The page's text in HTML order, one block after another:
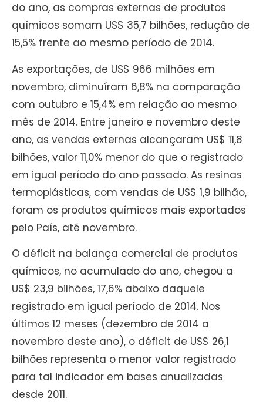
do ano, as compras externas de produtos
químicos somam US$ 35,7 bilhões, redução de
15,5% frente ao mesmo período de 2014.
As exportações, de US$ 966 milhões em
novembro, diminuíram 6,8% na comparação
com outubro e 15,4% em relação ao mesmo
mês de 2014. Entre janeiro e novembro deste
ano, as vendas externas alcançaram US$ 11,8
bilhões, valor 11,0% menor do que o registrado
em igual período do ano passado. As resinas
termoplásticas, com vendas de US$ 1,9 bilhão,
foram os produtos químicos mais exportados
pelo País, até novembro.
O déficit na balança comercial de produtos
químicos, no acumulado do ano, chegou a
US$ 23,9 bilhões, 17,6% abaixo daquele
registrado em igual período de 2014. Nos
últimos 12 meses (dezembro de 2014 a
novembro deste ano), o déficit de US$ 26,1
bilhões representa o menor valor registrado
para tal indicador em bases anualizadas
desde 2011.